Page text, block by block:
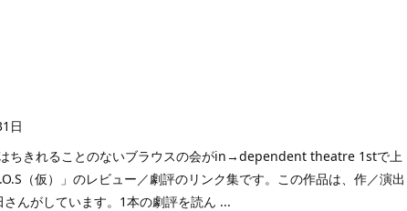
日
ちきれることのないブラウスの会がin→dependent theatre 1stで上
（仮）」のレビュー／劇評のリンク集です。この作品は、作／演出
さんがしています。1本の劇評を読ん ...